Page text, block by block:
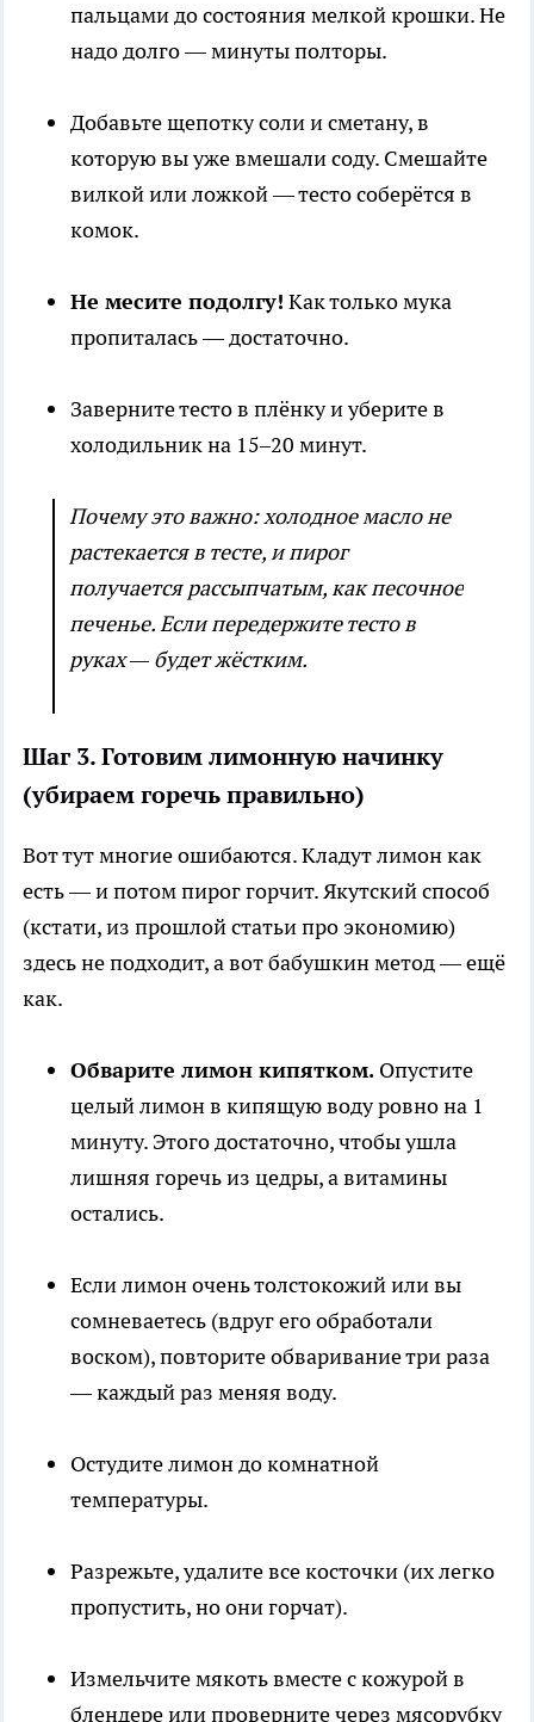
пальцами до состояния мелкой крошки. Не
надо долго — минуты полторы.
Добавьте щепотку соли и сметану, в
которую вы уже вмешали соду. Смешайте
вилкой или ложкой — тесто соберётся в
комок.
Не месите подолгу! Как только мука
пропиталась — достаточно.
Заверните тесто в плёнку и уберите в
холодильник на 15–20 минут.
Почему это важно: холодное масло не
растекается в тесте, и пирог
получается рассыпчатым, как песочное
печенье. Если передержите тесто в
руках — будет жёстким.
Шаг 3. Готовим лимонную начинку
(убираем горечь правильно)
Вот тут многие ошибаются. Кладут лимон как
есть — и потом пирог горчит. Якутский способ
(кстати, из прошлой статьи про экономию)
здесь не подходит, а вот бабушкин метод — ещё
как.
Обварите лимон кипятком. Опустите
целый лимон в кипящую воду ровно на 1
минуту. Этого достаточно, чтобы ушла
лишняя горечь из цедры, а витамины
остались.
Если лимон очень толстокожий или вы
сомневаетесь (вдруг его обработали
воском), повторите обваривание три раза
— каждый раз меняя воду.
Остудите лимон до комнатной
температуры.
Разрежьте, удалите все косточки (их легко
пропустить, но они горчат).
Измельчите мякоть вместе с кожурой в
блендере или проверните через мясорубку